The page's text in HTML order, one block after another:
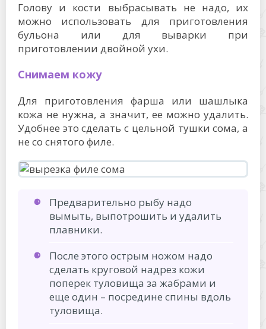
Голову и кости выбрасывать не надо, их
можно использовать для приготовления
бульона или для выварки при
приготовлении двойной ухи.
Снимаем кожу
Для приготовления фарша или шашлыка
кожа не нужна, а значит, ее можно удалить.
Удобнее это сделать с цельной тушки сома, а
не со снятого филе.
Предварительно рыбу надо
вымыть, выпотрошить и удалить
плавники.
После этого острым ножом надо
сделать круговой надрез кожи
поперек туловища за жабрами и
еще один – посредине спины вдоль
туловища.